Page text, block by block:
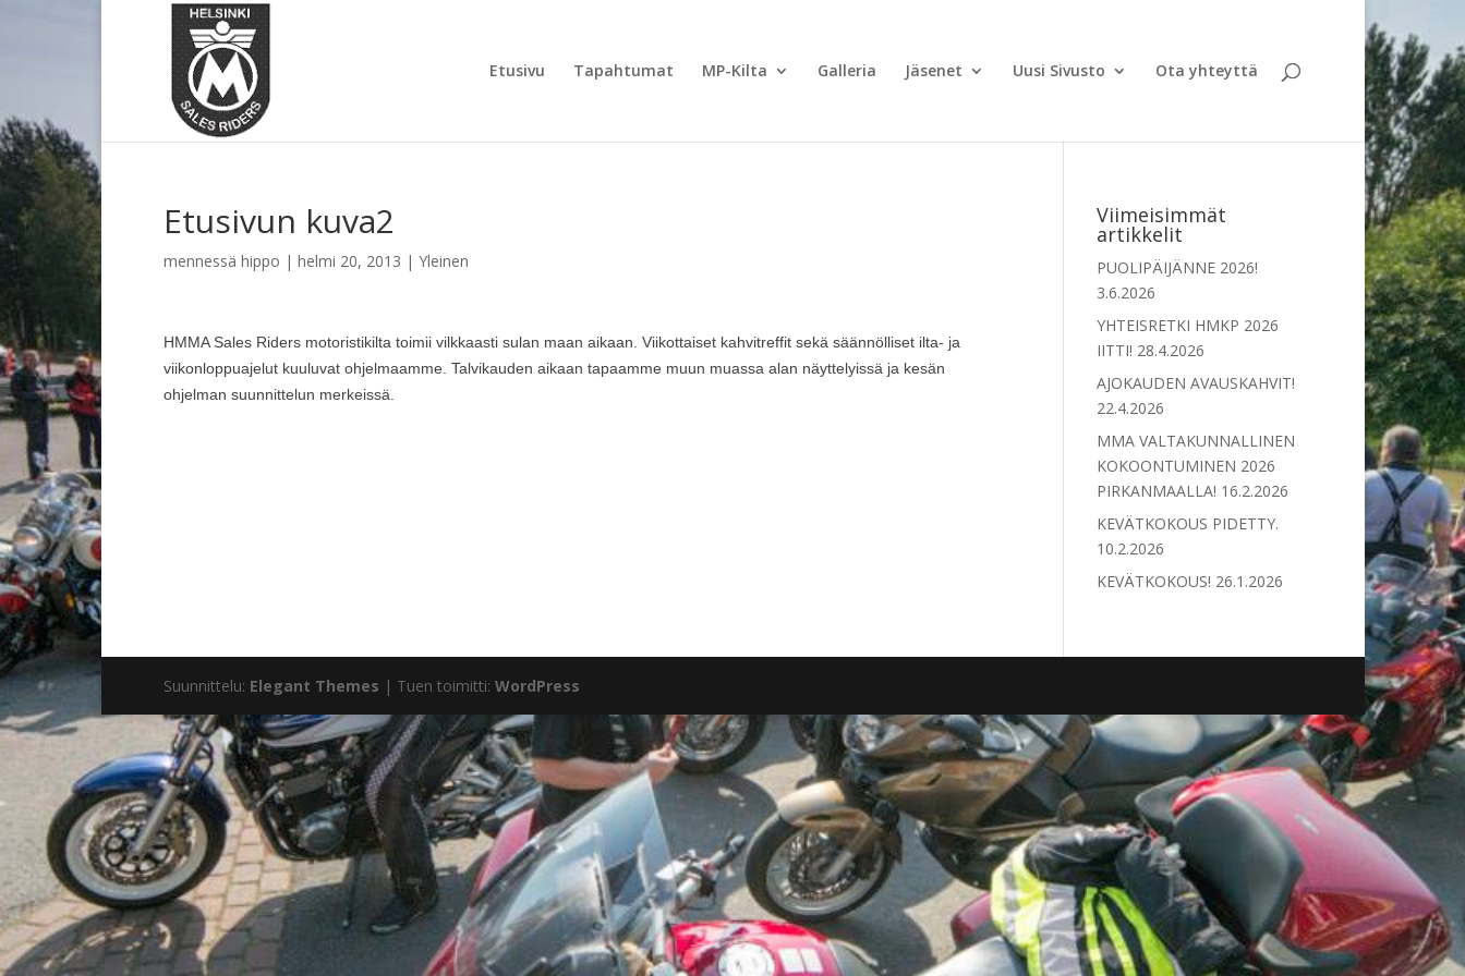
Etusivu Tapahtumat MP-Kilta Galleria Jäsenet Uusi Sivusto Ota yhteyttä
Etusivun kuva2
mennessähippo |helmi 20, 2013 | Yleinen
HMMA Sales Riders motoristikilta toimii vilkkaasti sulan maan aikaan. Viikottaiset kahvitreffit sekä säännölliset ilta- ja
viikonloppuajelut kuuluvat ohjelmaamme. Talvikauden aikaan tapaamme muun muassa alan näyttelyissä ja kesän
ohjelman suunnittelun merkeissä.
Viimeisimmät
artikkelit
PUOLIPÄIJÄNNE 2026!
3.6.2026
YHTEISRETKI HMKP 2026
IITTI! 28.4.2026
AJOKAUDEN AVAUSKAHVIT!
22.4.2026
MMA VALTAKUNNALLINEN
KOKOONTUMINEN 2026
PIRKANMAALLA! 16.2.2026
KEVÄTKOKOUS PIDETTY.
10.2.2026
KEVÄTKOKOUS! 26.1.2026
Suunnittelu: Elegant Themes | Tuen toimitti:WordPress